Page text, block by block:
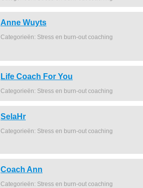
Anne Wuyts
Categorieën: Stress en burn-out coaching
Life Coach For You
Categorieën: Stress en burn-out coaching
SelaHr
Categorieën: Stress en burn-out coaching
Coach Ann
Categorieën: Stress en burn-out coaching